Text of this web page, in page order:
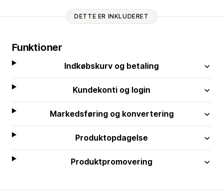
DETTE ER INKLUDERET
Funktioner
Indkøbskurv og betaling
Kundekonti og login
Markedsføring og konvertering
Produktopdagelse
Produktpromovering